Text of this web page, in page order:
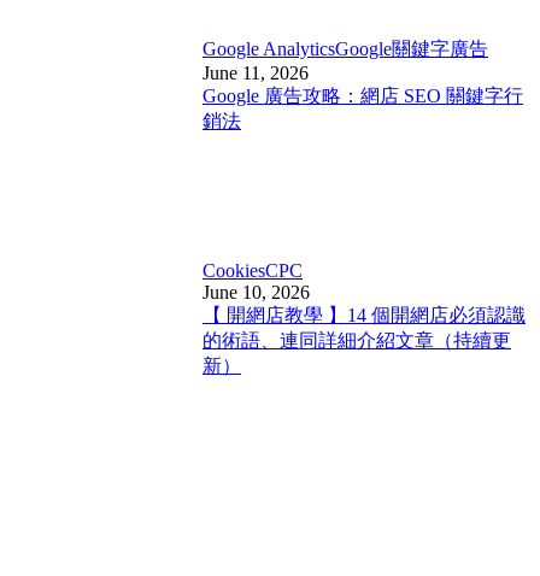
Google AnalyticsGoogle關鍵字廣告
June 11, 2026
Google 廣告攻略：網店 SEO 關鍵字行
銷法
CookiesCPC
June 10, 2026
【 開網店教學 】14 個開網店必須認識
的術語、連同詳細介紹文章（持續更
新）